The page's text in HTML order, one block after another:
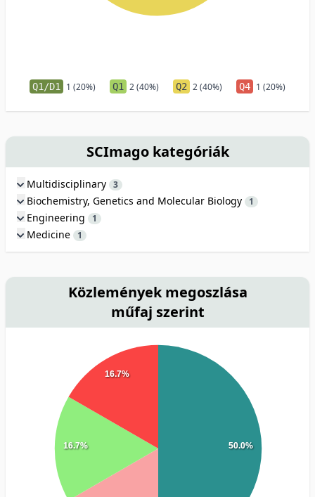
Q1/D1 1 (20%) Q1 2 (40%) Q2 2 (40%) Q4 1 (20%)
SCImago kategóriák
Multidisciplinary 3
Biochemistry, Genetics and Molecular Biology 1
Engineering 1
Medicine 1
Közlemények megoszlása
műfaj szerint
50.0%
16.7%
16.7%